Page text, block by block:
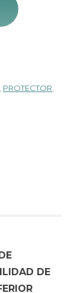
, PROTECTOR,
DE